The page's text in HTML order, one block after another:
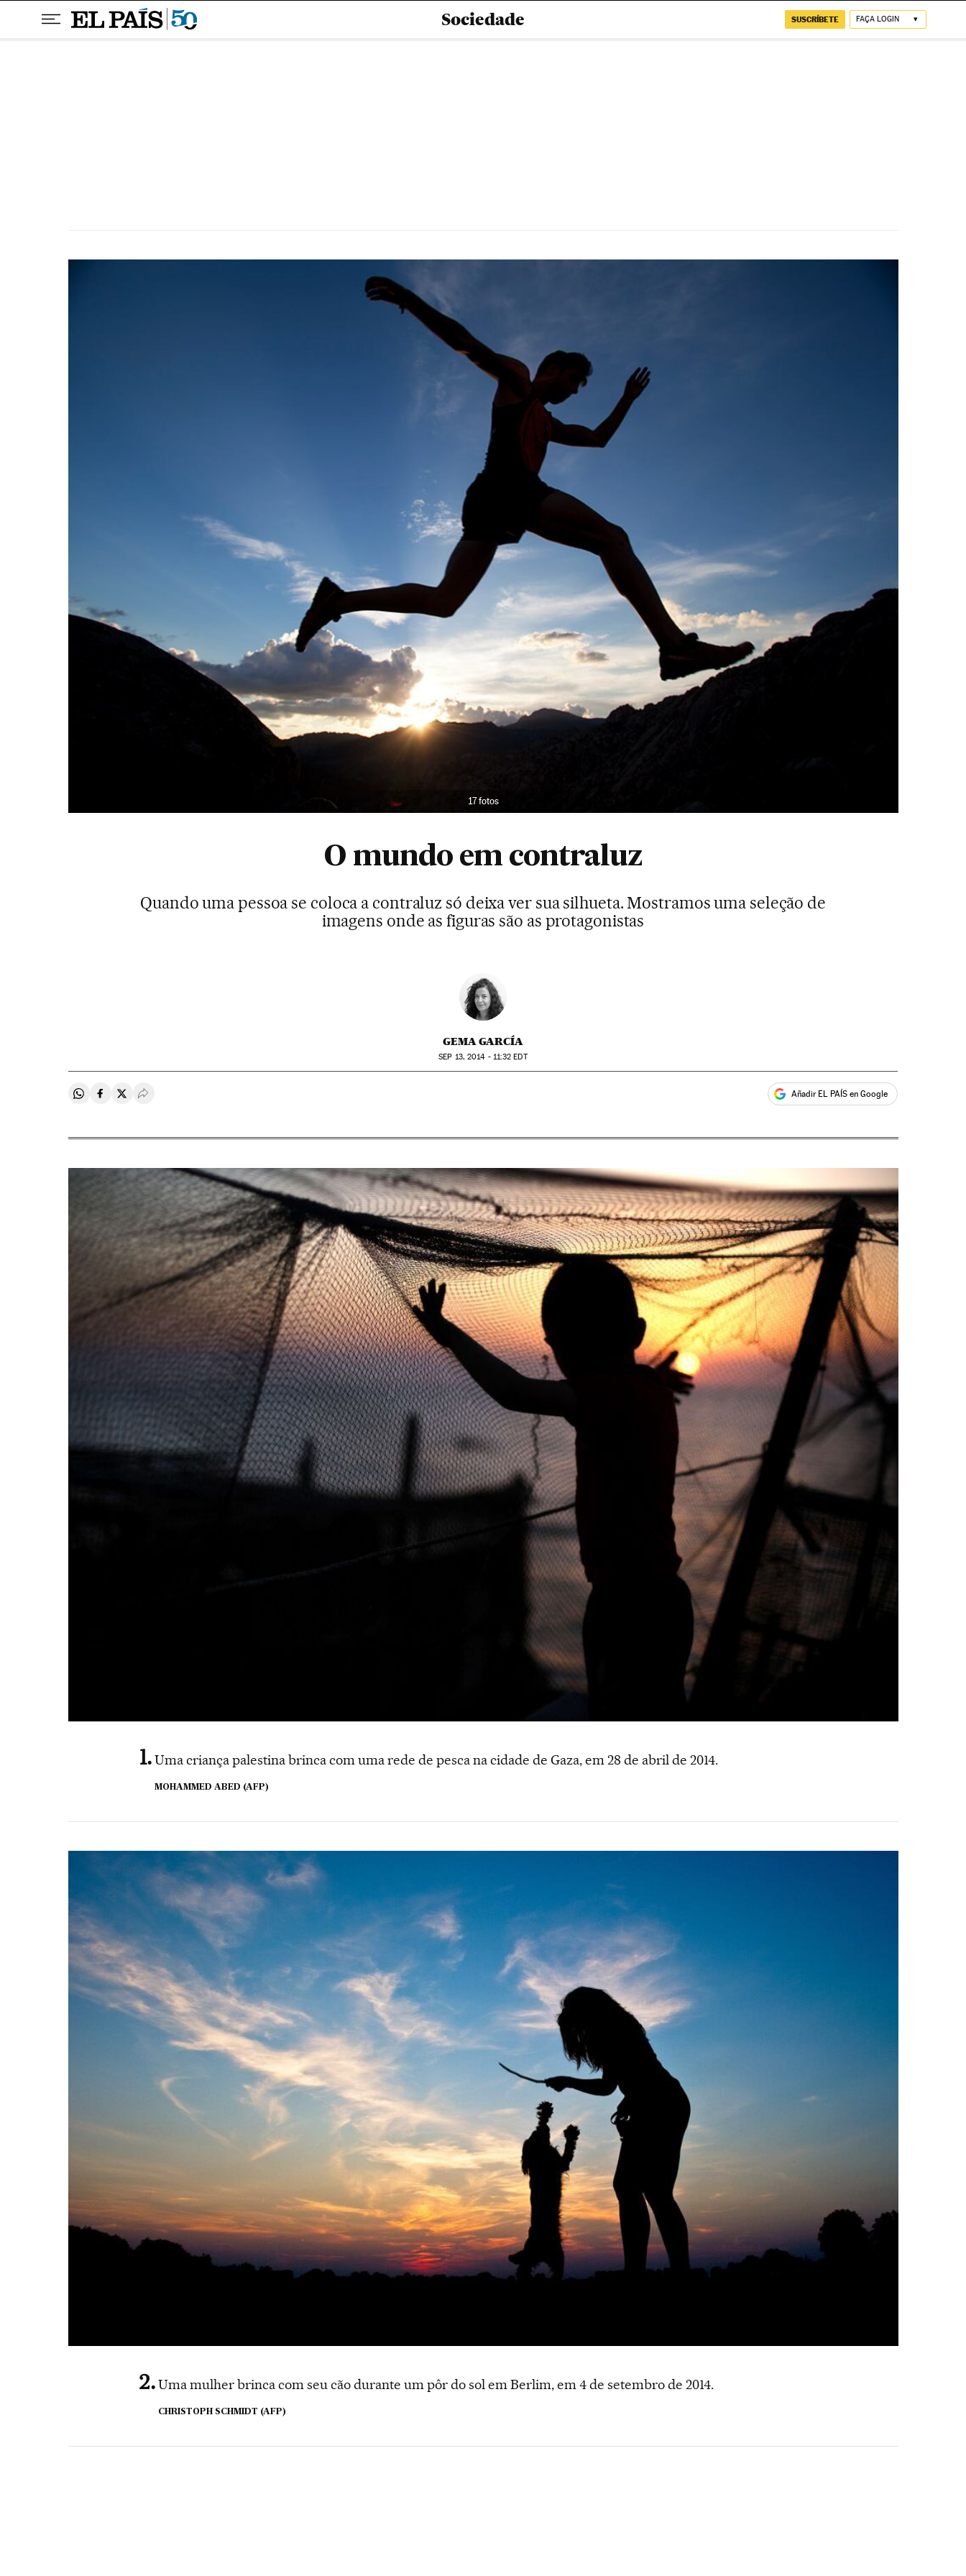
Sociedade SUSCRÍBETE FAÇA LOGIN
17 fotos
O mundo em contraluz
Quando uma pessoa se coloca a contraluz só deixa ver sua silhueta. Mostramos uma seleção de
imagens onde as figuras são as protagonistas
GEMA GARCÍA
SEP 13, 2014 - 11:32 EDT
Compartir en Whatsapp
Compartir en Facebook
Compartir en Twitter
Desplegar Redes Sociales Añadir EL PAÍS en Google
Uma criança palestina brinca com uma rede de pesca na cidade de Gaza, em 28 de abril de 2014.
MOHAMMED ABED (AFP)
Uma mulher brinca com seu cão durante um pôr do sol em Berlim, em 4 de setembro de 2014.
CHRISTOPH SCHMIDT (AFP)